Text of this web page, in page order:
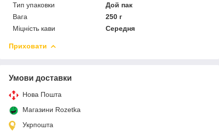
Тип упаковки
Дой пак
Вага
250 г
Міцність кави
Середня
Приховати
Умови доставки
Нова Пошта
Магазини Rozetka
Укрпошта